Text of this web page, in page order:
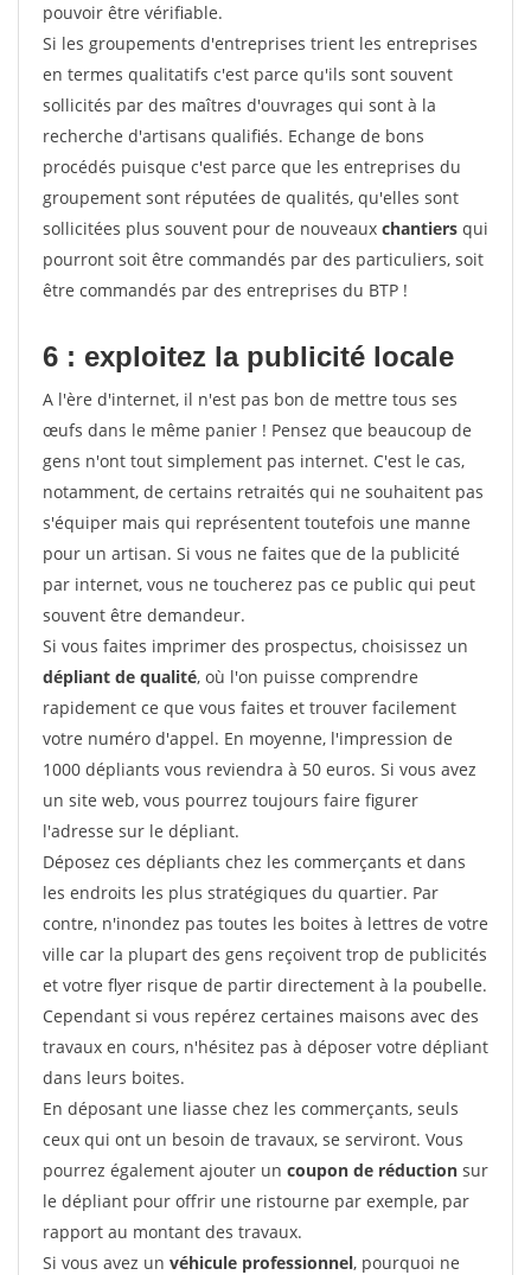
pouvoir être vérifiable.
Si les groupements d'entreprises trient les entreprises
en termes qualitatifs c'est parce qu'ils sont souvent
sollicités par des maîtres d'ouvrages qui sont à la
recherche d'artisans qualifiés. Echange de bons
procédés puisque c'est parce que les entreprises du
groupement sont réputées de qualités, qu'elles sont
sollicitées plus souvent pour de nouveaux chantiers qui
pourront soit être commandés par des particuliers, soit
être commandés par des entreprises du BTP !
6 : exploitez la publicité locale
A l'ère d'internet, il n'est pas bon de mettre tous ses
œufs dans le même panier ! Pensez que beaucoup de
gens n'ont tout simplement pas internet. C'est le cas,
notamment, de certains retraités qui ne souhaitent pas
s'équiper mais qui représentent toutefois une manne
pour un artisan. Si vous ne faites que de la publicité
par internet, vous ne toucherez pas ce public qui peut
souvent être demandeur.
Si vous faites imprimer des prospectus, choisissez un
dépliant de qualité, où l'on puisse comprendre
rapidement ce que vous faites et trouver facilement
votre numéro d'appel. En moyenne, l'impression de
1000 dépliants vous reviendra à 50 euros. Si vous avez
un site web, vous pourrez toujours faire figurer
l'adresse sur le dépliant.
Déposez ces dépliants chez les commerçants et dans
les endroits les plus stratégiques du quartier. Par
contre, n'inondez pas toutes les boites à lettres de votre
ville car la plupart des gens reçoivent trop de publicités
et votre flyer risque de partir directement à la poubelle.
Cependant si vous repérez certaines maisons avec des
travaux en cours, n'hésitez pas à déposer votre dépliant
dans leurs boites.
En déposant une liasse chez les commerçants, seuls
ceux qui ont un besoin de travaux, se serviront. Vous
pourrez également ajouter un coupon de réduction sur
le dépliant pour offrir une ristourne par exemple, par
rapport au montant des travaux.
Si vous avez un véhicule professionnel, pourquoi ne